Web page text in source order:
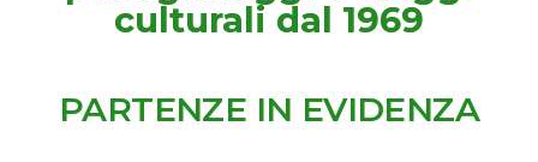
culturali dal 1969
PARTENZE IN EVIDENZA